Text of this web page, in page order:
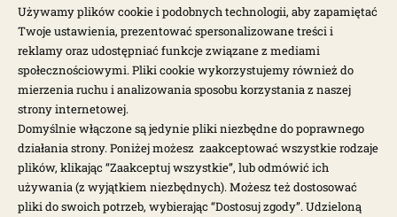
Używamy plików cookie i podobnych technologii, aby zapamiętać
Twoje ustawienia, prezentować spersonalizowane treści i
reklamy oraz udostępniać funkcje związane z mediami
społecznościowymi. Pliki cookie wykorzystujemy również do
mierzenia ruchu i analizowania sposobu korzystania z naszej
strony internetowej.
Domyślnie włączone są jedynie pliki niezbędne do poprawnego
działania strony. Poniżej możesz zaakceptować wszystkie rodzaje
plików, klikając “Zaakceptuj wszystkie”, lub odmówić ich
używania (z wyjątkiem niezbędnych). Możesz też dostosować
pliki do swoich potrzeb, wybierając “Dostosuj zgody”. Udzieloną